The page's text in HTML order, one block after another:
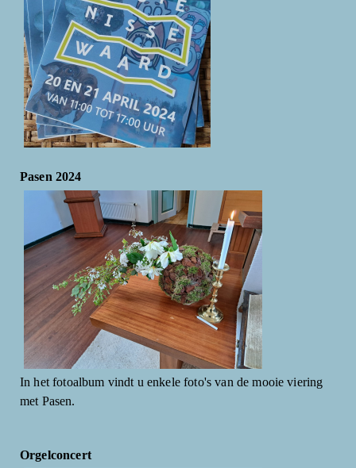
Pasen 2024
In het fotoalbum vindt u enkele foto's van de mooie viering
met Pasen.
Orgelconcert